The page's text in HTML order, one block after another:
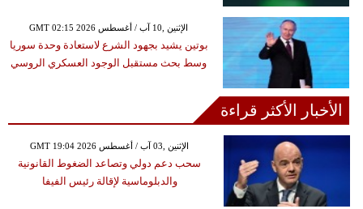
GMT 02:15 2026 الإثنين ,10 آب / أغسطس
بوتين يشيد بجهود الشرع لاستعادة وحدة سوريا
وسط بحث مستقبل الوجود العسكري الروسي
الأخبار الأكثر قراءة
GMT 19:04 2026 الإثنين ,03 آب / أغسطس
سحب دعم دولي وتصاعد الضغوط القانونية
والدبلوماسية لإقالة رئيس الفيفا